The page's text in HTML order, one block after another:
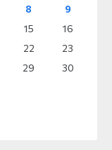
8
9
15
16
22
23
29
30